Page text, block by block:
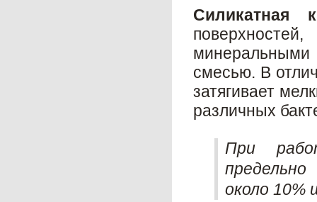
Силикатная
смесью. В
затягивает
различных
При
около 10%